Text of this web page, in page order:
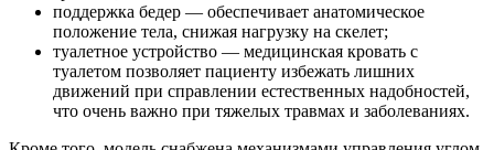
поддержка бедер — обеспечивает анатомическое
положение тела, снижая нагрузку на скелет;
туалетное устройство — медицинская кровать с
туалетом позволяет пациенту избежать лишних
движений при справлении естественных надобностей,
что очень важно при тяжелых травмах и заболеваниях.